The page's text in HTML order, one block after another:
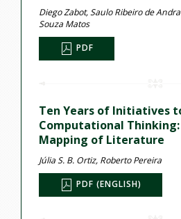
Diego Zabot, Saulo Ribeiro de
Souza Matos
PDF
Ten Years of Initiatives
Computational
Mapping of Literature
Júlia S. B. Ortiz, Roberto Pereira
PDF (ENGLISH)